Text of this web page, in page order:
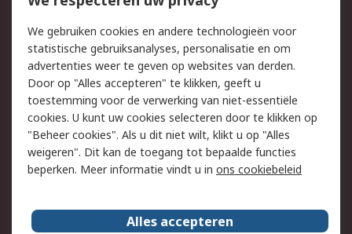
Track & Trace
Wettelijk
Cookiebeleid
Email veiligheid
Privacybeleid
Websitevoorwaarden
Algemene
verkoopvoorwaarden
Over RS
We gebruiken cookies en andere technologieën voor
statistische gebruiksanalyses, personalisatie en om
advertenties weer te geven op websites van derden.
Door op "Alles accepteren" te klikken, geeft u
toestemming voor de verwerking van niet-essentiële
cookies. U kunt uw cookies selecteren door te klikken op
"Beheer cookies". Als u dit niet wilt, klikt u op "Alles
weigeren". Dit kan de toegang tot bepaalde functies
beperken. Meer informatie vindt u in ons cookiebeleid
Alles accepteren